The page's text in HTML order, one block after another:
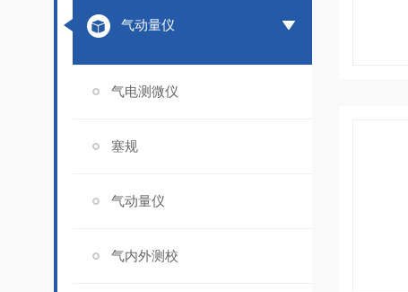
气动量仪
气电测微仪
塞规
气动量仪
气内外测校